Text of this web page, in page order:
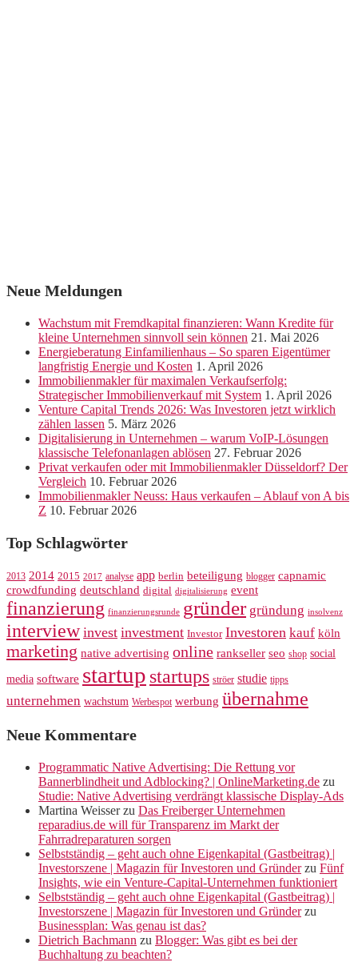
Neue Meldungen
Wachstum mit Fremdkapital finanzieren: Wann Kredite für
kleine Unternehmen sinnvoll sein können 21. Mai 2026
Energieberatung Einfamilienhaus – So sparen Eigentümer
langfristig Energie und Kosten 1. April 2026
Immobilienmakler für maximalen Verkaufserfolg:
Strategischer Immobilienverkauf mit System 1. April 2026
Venture Capital Trends 2026: Was Investoren jetzt wirklich
zählen lassen 5. März 2026
Digitalisierung in Unternehmen – warum VoIP-Lösungen
klassische Telefonanlagen ablösen 27. Februar 2026
Privat verkaufen oder mit Immobilienmakler Düsseldorf? Der
Vergleich 10. Februar 2026
Immobilienmakler Neuss: Haus verkaufen – Ablauf von A bis
Z 10. Februar 2026
Top Schlagwörter
2013 2014 2015 2017 analyse app berlin beteiligung blogger capnamic
crowdfunding deutschland digital digitalisierung event
finanzierung finanzierungsrunde gründer gründung insolvenz
interview invest investment Investor Investoren kauf köln
marketing native advertising online rankseller seo shop social
media software startup startups ströer studie tipps
unternehmen wachstum Werbespot werbung übernahme
Neue Kommentare
Programmatic Native Advertising: Die Rettung vor
Bannerblindheit und Adblocking? | OnlineMarketing.de zu
Studie: Native Advertising verdrängt klassische Display-Ads
Martina Weisserzu Das Freiberger Unternehmen
reparadius.de will für Transparenz im Markt der
Fahrradreparaturen sorgen
Selbstständig – geht auch ohne Eigenkapital (Gastbeitrag) |
Investorszene | Magazin für Investoren und Gründerzu Fünf
Insights, wie ein Venture-Capital-Unternehmen funktioniert
Selbstständig – geht auch ohne Eigenkapital (Gastbeitrag) |
Investorszene | Magazin für Investoren und Gründerzu
Businessplan: Was genau ist das?
Dietrich Bachmann zu Blogger: Was gibt es bei der
Buchhaltung zu beachten?